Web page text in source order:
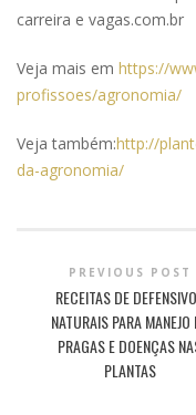
carreira e vagas.com.br
Veja mais em https://
profissoes/agronomia/
Veja também:http://
da-agronomia/
PREVIOUS POST
RECEITAS DE
NATURAIS PARA MANEJO
PRAGAS E DOENÇAS
PLANTAS